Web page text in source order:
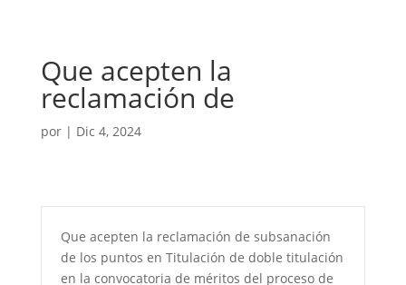
Que acepten la
reclamación de
por | Dic 4, 2024
Que acepten la reclamación de subsanación
de los puntos en Titulación de doble titulación
en la convocatoria de méritos del proceso de